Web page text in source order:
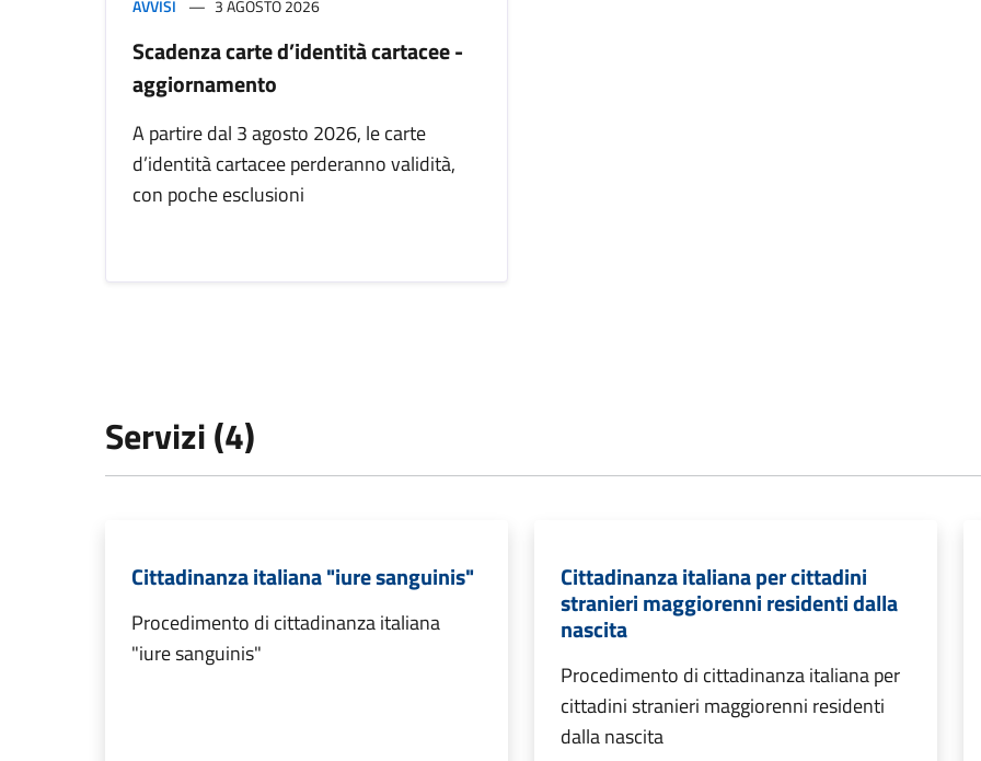
AVVISI 3 AGOSTO 2026
Scadenza carte d’identità cartacee -
aggiornamento
A partire dal 3 agosto 2026, le carte
d’identità cartacee perderanno validità,
con poche esclusioni
Servizi (4)
Cittadinanza italiana "iure sanguinis"
Procedimento di cittadinanza italiana
"iure sanguinis"
Cittadinanza italiana per cittadini
stranieri maggiorenni residenti dalla
nascita
Procedimento di cittadinanza italiana per
cittadini stranieri maggiorenni residenti
dalla nascita